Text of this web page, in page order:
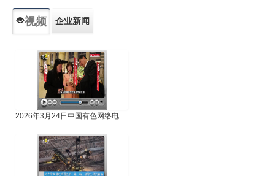
视频 企业新闻
2026年3月24日中国有色网络电视新闻